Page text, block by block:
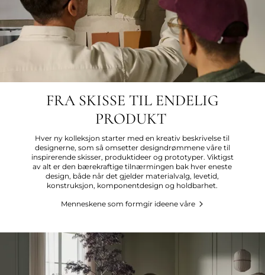
FRA SKISSE TIL ENDELIG
PRODUKT
Hver ny kolleksjon starter med en kreativ beskrivelse til
designerne, som så omsetter designdrømmene våre til
inspirerende skisser, produktideer og prototyper. Viktigst
av alt er den bærekraftige tilnærmingen bak hver eneste
design, både når det gjelder materialvalg, levetid,
konstruksjon, komponentdesign og holdbarhet.
Menneskene som formgir ideene våre